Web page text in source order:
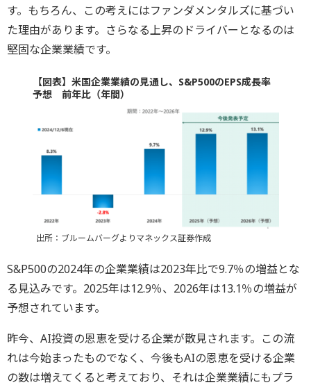
す。もちろん、この考えにはファンダメンタルズに基づい
た理由があります。さらなる上昇のドライバーとなるのは
堅固な企業業績です。
【図表】米国企業業績の見通し、S&P500のEPS成長率
予想 前年比（年間）
出所：ブルームバーグよりマネックス証券作成
S&P500の2024年の企業業績は2023年比で9.7％の増益とな
る見込みです。2025年は12.9％、2026年は13.1％の増益が
予想されています。
昨今、AI投資の恩恵を受ける企業が散見されます。この流
れは今始まったものでなく、今後もAIの恩恵を受ける企業
の数は増えてくると考えており、それは企業業績にもプラ